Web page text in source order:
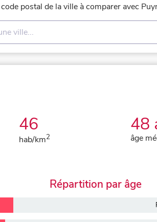
postal de la ville à comparer avec
46
hab/km2
48
âge
Répartition par âge